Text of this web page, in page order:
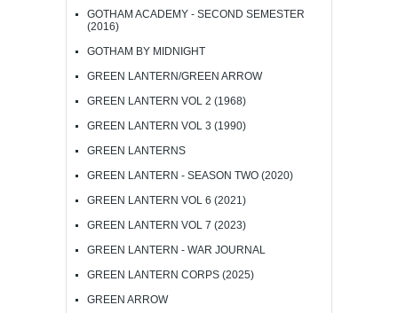
GOTHAM ACADEMY - SECOND SEMESTER
(2016)
GOTHAM BY MIDNIGHT
GREEN LANTERN/GREEN ARROW
GREEN LANTERN VOL 2 (1968)
GREEN LANTERN VOL 3 (1990)
GREEN LANTERNS
GREEN LANTERN - SEASON TWO (2020)
GREEN LANTERN VOL 6 (2021)
GREEN LANTERN VOL 7 (2023)
GREEN LANTERN - WAR JOURNAL
GREEN LANTERN CORPS (2025)
GREEN ARROW